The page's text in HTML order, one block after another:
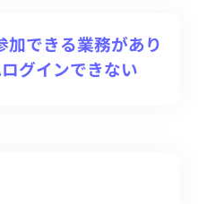
加できる業務があり
グインできない